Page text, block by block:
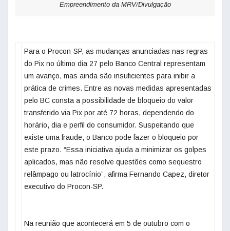
Empreendimento da MRV/Divulgação
Para o Procon-SP, as mudanças anunciadas nas regras
do Pix no último dia 27 pelo Banco Central representam
um avanço, mas ainda são insuficientes para inibir a
prática de crimes. Entre as novas medidas apresentadas
pelo BC consta a possibilidade de bloqueio do valor
transferido via Pix por até 72 horas, dependendo do
horário, dia e perfil do consumidor. Suspeitando que
existe uma fraude, o Banco pode fazer o bloqueio por
este prazo. “Essa iniciativa ajuda a minimizar os golpes
aplicados, mas não resolve questões como sequestro
relâmpago ou latrocínio”, afirma Fernando Capez, diretor
executivo do Procon-SP.
Na reunião que acontecerá em 5 de outubro com o